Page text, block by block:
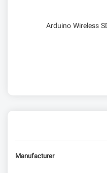
آورکلاک کنی؟Manufacturer